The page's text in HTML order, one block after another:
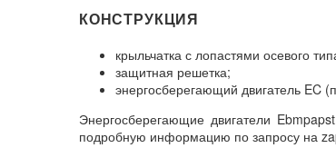
КОНСТРУКЦИЯ
крыльчатка с лопастями осевого
защитная решетка;
энергосберегающий двигатель EC
Энергосберегающие двигатели
подробную информацию по запросу на